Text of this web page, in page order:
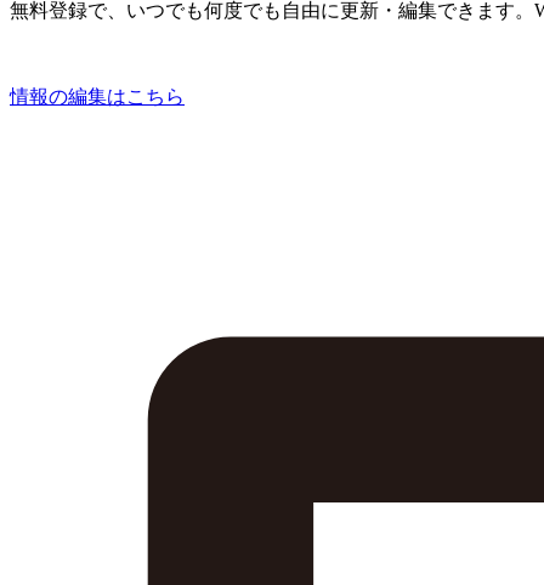
無料登録で、いつでも何度でも自由に更新・編集できます。
情報の編集はこちら